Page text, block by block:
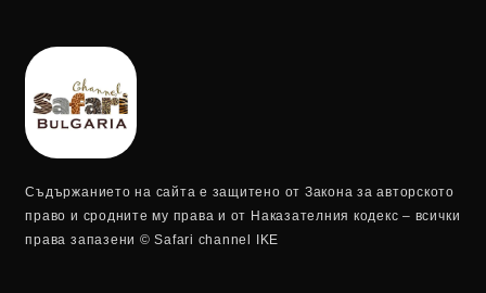
Съдържанието на сайта е защитено от Закона за авторското
право и сродните му права и от Наказателния кодекс – всички
права запазени © Safari channel IKE